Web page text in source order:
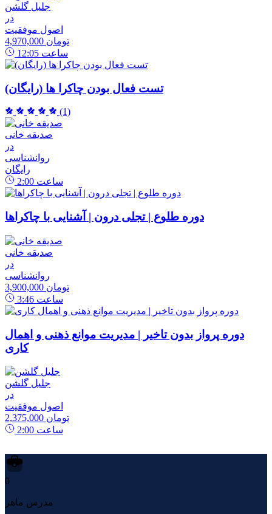
جلیل گلشن
در
اصول موفقیت
4,970,000 تومان
12:05 ساعت
تست فعال بودن چاکرا ها (رایگان)
(1)
صدیقه خانی
در
روانشناسی
رایگان
2:00 ساعت
دوره طلوع | تجلی درون | آشنایی با چاکراها
صدیقه خانی
در
روانشناسی
3,900,000 تومان
3:46 ساعت
دوره پرواز بدون تاخیر | مدیریت موانع ذهنی و اهمال
کاری
جلیل گلشن
در
اصول موفقیت
2,375,000 تومان
2:00 ساعت
0
مدرس ماهر